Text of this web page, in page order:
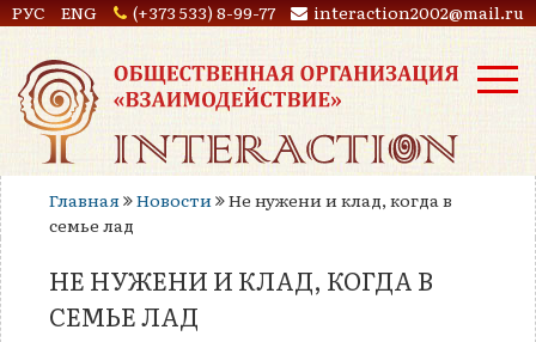
РУС ENG (+373 533) 8-99-77 interaction2002@mail.ru
Главная Новости
Не нужени и клад, когда в
семье лад
НЕ НУЖЕНИ И КЛАД, КОГДА В
СЕМЬЕ ЛАД